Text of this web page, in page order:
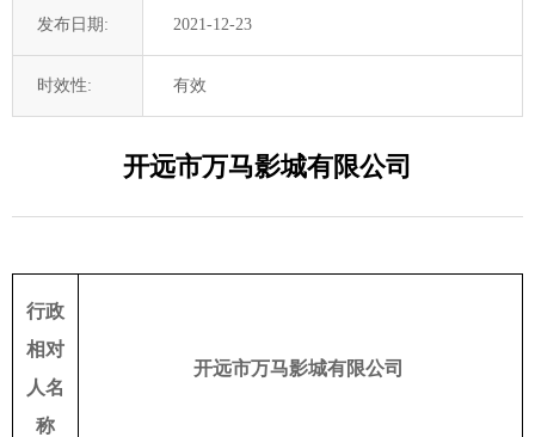
发布日期: 2021-12-23
时效性: 有效
开远市万马影城有限公司
行政
相对
人名
称
开远市万马影城有限公司